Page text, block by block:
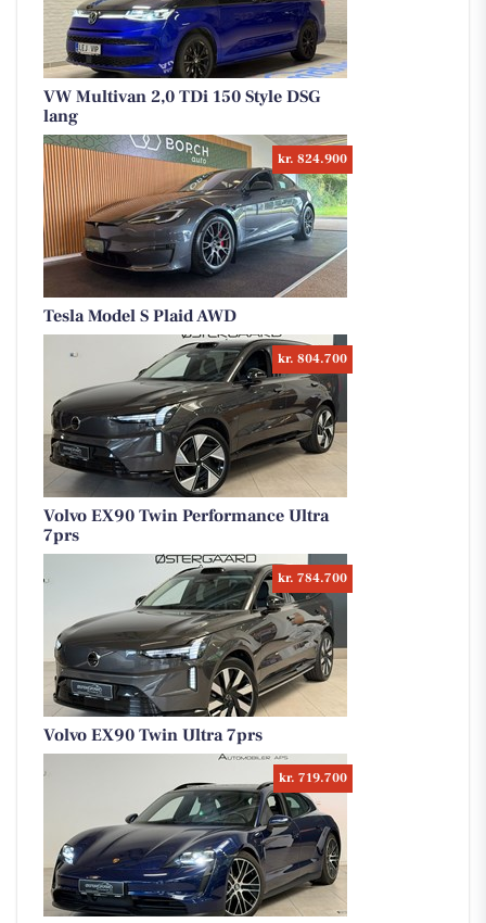
VW Multivan 2,0 TDi 150 Style DSG
lang
kr. 824.900
Tesla Model S Plaid AWD
kr. 804.700
Volvo EX90 Twin Performance Ultra
7prs
kr. 784.700
Volvo EX90 Twin Ultra 7prs
kr. 719.700